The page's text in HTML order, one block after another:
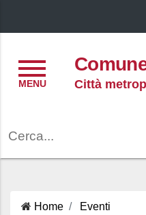
Città
Home
Eventi